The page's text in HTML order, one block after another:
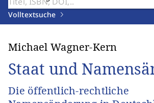
Volltextsuche
Michael Wagner-Kern
Staat und
Die öffentlich-rechtliche